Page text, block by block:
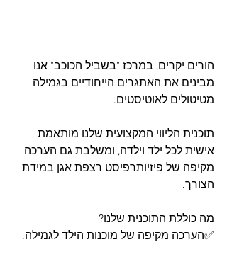
הורים יקרים, במרכז "בשביל הכוכב" אנו
מבינים את האתגרים הייחודיים בגמילה
מטיטולים לאוטיסטים.
תוכנית הליווי המקצועית שלנו מותאמת
אישית לכל ילד וילדה, ומשלבת גם הערכה
מקיפה של פיזיותרפיסט רצפת אגן במידת
הצורך.
מה כוללת התוכנית שלנו?
✅הערכה מקיפה של מוכנות הילד לגמילה.